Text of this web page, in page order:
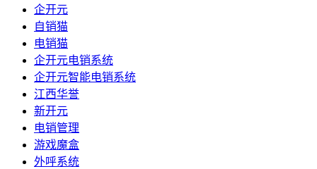
企开元
自销猫
电销猫
企开元电销系统
企开元智能电销系统
江西华誉
新开元
电销管理
游戏魔盒
外呼系统